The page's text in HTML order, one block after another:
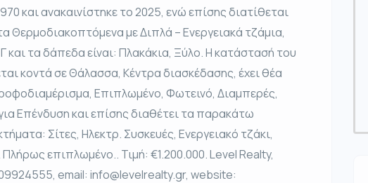
και ανακαινίστηκε το 2025, ενώ επίσης διατίθεται
Θερμοδιακοπτόμενα με Διπλά – Ενεργειακά τζάμια,
και τα δάπεδα είναι: Πλακάκια, Ξύλο. Η κατάστασή του
κοντά σε Θάλασσα, Κέντρα διασκέδασης, έχει θέα
Επιπλωμένο, Φωτεινό, Διαμπερές,
Επένδυση και επίσης διαθέτει τα παρακάτω
Σίτες, Ηλεκτρ. Συσκευές, Ενεργειακό τζάκι,
επιπλωμένο.. Τιμή: €1.200.000. Level Realty,
email: info@levelrealty.gr, website: